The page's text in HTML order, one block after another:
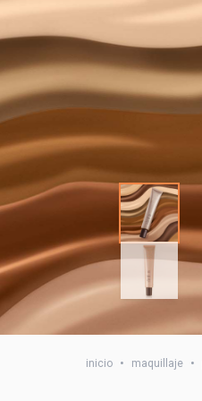
inicio • maquillaje •